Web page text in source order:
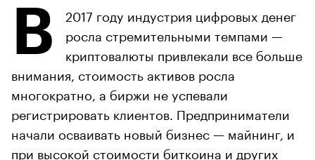
В
2017 году индустрия цифровых денег
росла стремительными темпами —
криптовалюты привлекали все больше
внимания, стоимость активов росла
многократно, а биржи не успевали
регистрировать клиентов. Предприниматели
начали осваивать новый бизнес — майнинг, и
при высокой стоимости биткоина и других